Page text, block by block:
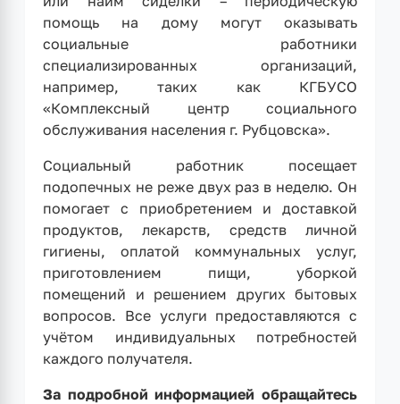
помощь на дому могут оказывать
социальные работники
специализированных организаций,
например, таких как КГБУСО
«Комплексный центр социального
обслуживания населения г. Рубцовска».
Социальный работник посещает
подопечных не реже двух раз в неделю. Он
помогает с приобретением и доставкой
продуктов, лекарств, средств личной
гигиены, оплатой коммунальных услуг,
приготовлением пищи, уборкой
помещений и решением других бытовых
вопросов. Все услуги предоставляются с
учётом индивидуальных потребностей
каждого получателя.
За подробной информацией обращайтесь